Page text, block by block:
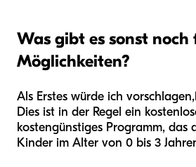
Was gibt es sonst noch
Möglichkeiten?
Als Erstes würde ich vorschlagen,
Dies ist in der Regel ein
kostengünstiges Programm, das
Kinder im Alter von 0 bis 3